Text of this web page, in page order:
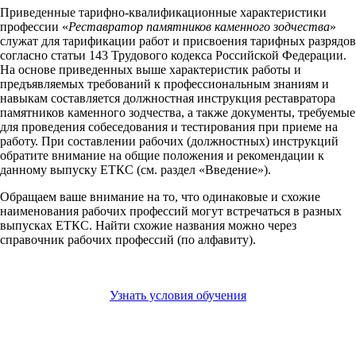
Приведенные тарифно-квалификационные характеристики
профессии «Реставратор памятников каменного зодчества»
служат для тарификации работ и присвоения тарифных разрядов
согласно статьи 143 Трудового кодекса Российской Федерации.
На основе приведенных выше характеристик работы и
предъявляемых требований к профессиональным знаниям и
навыкам составляется должностная инструкция реставратора
памятников каменного зодчества, а также документы, требуемые
для проведения собеседования и тестирования при приеме на
работу. При составлении рабочих (должностных) инструкций
обратите внимание на общие положения и рекомендации к
данному выпуску ЕТКС (см. раздел «Введение»).
Обращаем ваше внимание на то, что одинаковые и схожие
наименования рабочих профессий могут встречаться в разных
выпусках ЕТКС. Найти схожие названия можно через
справочник рабочих профессий (по алфавиту).
Узнать условия обучения